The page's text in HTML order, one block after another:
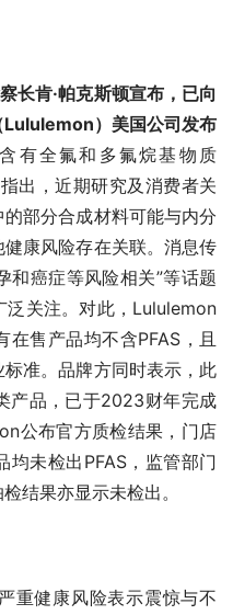
长肯·帕克斯顿宣布，已向
Lululemon）美国公司发布
有全氟和多氟烷基物质
出，近期研究及消费者关
部分合成材料可能与内分
康风险存在关联。消息传
和癌症等风险相关”等话题
泛关注。对此，Lululemon
售产品均不含PFAS，且
准。品牌方同时表示，此
产品，已于2023财年完成
公布官方质检结果，门店
均未检出PFAS，监管部门
结果亦显示未检出。
重健康风险表示震惊与不